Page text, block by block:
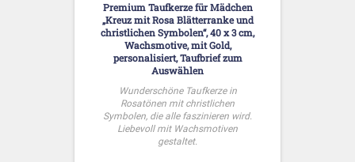
Premium Taufkerze für Mädchen
„Kreuz mit Rosa Blätterranke und
christlichen Symbolen“, 40 x 3 cm,
Wachsmotive, mit Gold,
personalisiert, Taufbrief zum
Auswählen
Wunderschöne Taufkerze in
Rosatönen mit christlichen
Symbolen, die alle faszinieren wird.
Liebevoll mit Wachsmotiven
gestaltet.